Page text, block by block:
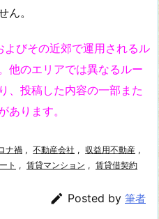
ん。
びその近郊で運用されるル
他のエリアでは異なるルー
、投稿した内容の一部また
あります。
ナ禍 , 不動産会社 , 収益用不動産 ,
ト , 賃貸マンション , 賃貸借契約
 Posted by 筆者